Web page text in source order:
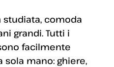
studiata, comoda
grandi. Tutti i
facilmente
sola mano: ghiere,